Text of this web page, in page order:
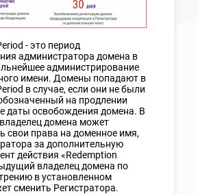
- это период
администратора домена в
администрирование
имени. Домены попадают в
в случае, если они не были
на продлении
даты освобождения домена. В
домена может
свои права на доменное имя,
за дополнительную
действия «Redemption
владелец домена по
в установленном
сменить Регистратора.